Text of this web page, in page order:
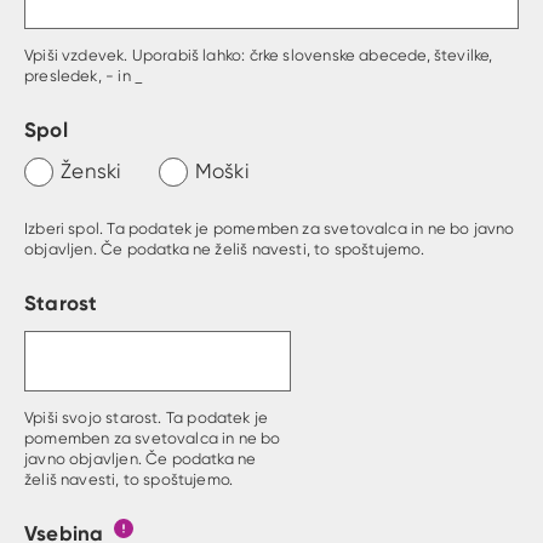
Vpiši vzdevek. Uporabiš lahko: črke slovenske abecede, številke,
presledek, - in _
Spol
Ženski Moški
Izberi spol. Ta podatek je pomemben za svetovalca in ne bo javno
objavljen. Če podatka ne želiš navesti, to spoštujemo.
Starost
Vpiši svojo starost. Ta podatek je
pomemben za svetovalca in ne bo
javno objavljen. Če podatka ne
želiš navesti, to spoštujemo.
Vsebina